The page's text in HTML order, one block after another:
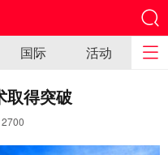
国际 活动
取得突破
2700